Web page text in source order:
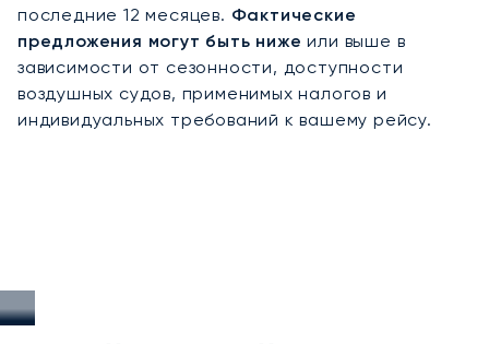
последние 12 месяцев. Фактические
предложения могут быть ниже или выше в
зависимости от сезонности, доступности
воздушных судов, применимых налогов и
индивидуальных требований к вашему рейсу.